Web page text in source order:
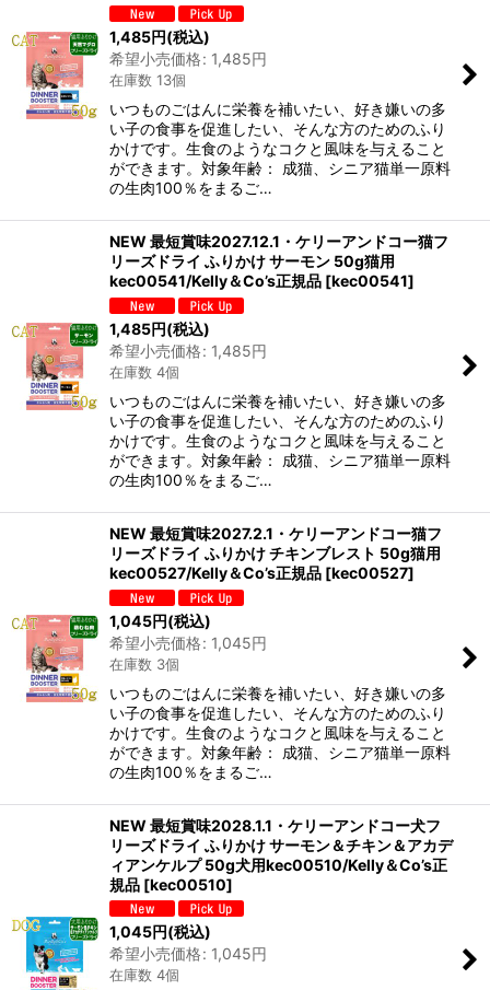
1,485円(税込)
希望小売価格: 1,485円
在庫数 13個
いつものごはんに栄養を補いたい、好き嫌いの多
い子の食事を促進したい、そんな方のためのふり
かけです。生食のようなコクと風味を与えること
ができます。対象年齢： 成猫、シニア猫単一原料
の生肉100％をまるご…
NEW 最短賞味2027.12.1・ケリーアンドコー猫フ
リーズドライ ふりかけ サーモン 50g猫用
kec00541/Kelly＆Co’s正規品 [kec00541]
1,485円(税込)
希望小売価格: 1,485円
在庫数 4個
いつものごはんに栄養を補いたい、好き嫌いの多
い子の食事を促進したい、そんな方のためのふり
かけです。生食のようなコクと風味を与えること
ができます。対象年齢： 成猫、シニア猫単一原料
の生肉100％をまるご…
NEW 最短賞味2027.2.1・ケリーアンドコー猫フ
リーズドライ ふりかけ チキンブレスト 50g猫用
kec00527/Kelly＆Co’s正規品 [kec00527]
1,045円(税込)
希望小売価格: 1,045円
在庫数 3個
いつものごはんに栄養を補いたい、好き嫌いの多
い子の食事を促進したい、そんな方のためのふり
かけです。生食のようなコクと風味を与えること
ができます。対象年齢： 成猫、シニア猫単一原料
の生肉100％をまるご…
NEW 最短賞味2028.1.1・ケリーアンドコー犬フ
リーズドライ ふりかけ サーモン＆チキン＆アカデ
ィアンケルプ 50g犬用kec00510/Kelly＆Co’s正
規品 [kec00510]
1,045円(税込)
希望小売価格: 1,045円
在庫数 4個